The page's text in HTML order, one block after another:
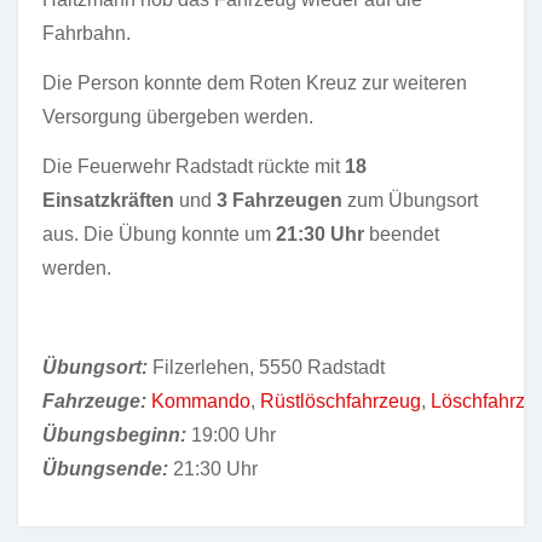
Fahrbahn.
Die Person konnte dem Roten Kreuz zur weiteren
Versorgung übergeben werden.
Die Feuerwehr Radstadt rückte mit 18
Einsatzkräften und 3 Fahrzeugen zum Übungsort
aus. Die Übung konnte um 21:30 Uhr beendet
werden.
Übungsort: Filzerlehen, 5550 Radstadt
Fahrzeuge: Kommando, Rüstlöschfahrzeug,
Übungsbeginn: 19:00 Uhr
Übungsende: 21:30 Uhr